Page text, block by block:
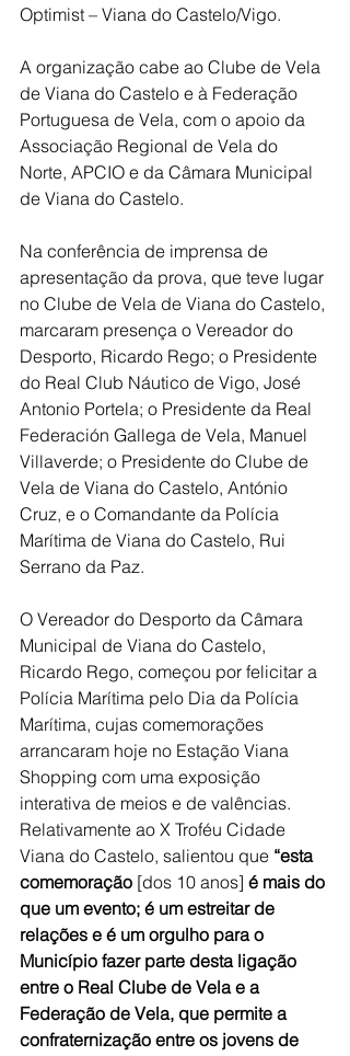
Optimist – Viana do Castelo/Vigo.
A organização cabe ao Clube de Vela
de Viana do Castelo e à Federação
Portuguesa de Vela, com o apoio da
Associação Regional de Vela do
Norte, APCIO e da Câmara Municipal
de Viana do Castelo.
Na conferência de imprensa de
apresentação da prova, que teve lugar
no Clube de Vela de Viana do Castelo,
marcaram presença o Vereador do
Desporto, Ricardo Rego; o Presidente
do Real Club Náutico de Vigo, José
Antonio Portela; o Presidente da Real
Federación Gallega de Vela, Manuel
Villaverde; o Presidente do Clube de
Vela de Viana do Castelo, António
Cruz, e o Comandante da Polícia
Marítima de Viana do Castelo, Rui
Serrano da Paz.
O Vereador do Desporto da Câmara
Municipal de Viana do Castelo,
Ricardo Rego, começou por felicitar a
Polícia Marítima pelo Dia da Polícia
Marítima, cujas comemorações
arrancaram hoje no Estação Viana
Shopping com uma exposição
interativa de meios e de valências.
Relativamente ao X Troféu Cidade
Viana do Castelo, salientou que “esta
comemoração [dos 10 anos] é mais do
que um evento; é um estreitar de
relações e é um orgulho para o
Município fazer parte desta ligação
entre o Real Clube de Vela e a
Federação de Vela, que permite a
confraternização entre os jovens de